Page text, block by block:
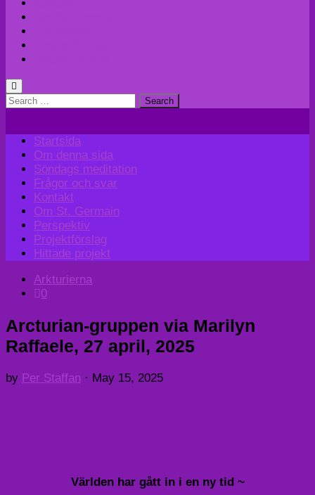
Search
Startsida
Om denna sida
Söndags meditation
Frågor och svar
Kontakt
Om St. Germain
Perspektiv
Projektförslag
Hittade projekt
Arkturierna
0
Arcturian-gruppen via Marilyn
Raffaele, 27 april, 2025
by Per Staffan · May 15, 2025
Världen har gått in i en ny tid ~